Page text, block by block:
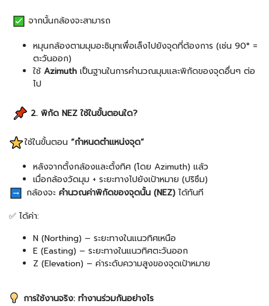
จากนั้นกล้องจะสามารถ
หมุนกล้องตามมุมอะซิมุทเพื่อเล็งไปยังจุดที่ต้องการ (เช่น 90° =
ตะวันออก)
ใช้ Azimuth เป็นฐานในการคำนวณมุมและพิกัดของจุดอื่นๆ ต่อ
ไป
2. พิกัด NEZ ใช้ในขั้นตอนใด?
ใช้ในขั้นตอน “กำหนดตำแหน่งจุด”
หลังจากตั้งกล้องและตั้งทิศ (โดย Azimuth) แล้ว
เมื่อกล้องวัดมุม + ระยะทางไปยังเป้าหมาย (ปริซึม)
กล้องจะ คำนวณค่าพิกัดของจุดนั้น (NEZ) ได้ทันที
✅ ได้ค่า:
N (Northing) – ระยะทางในแนวทิศเหนือ
E (Easting) – ระยะทางในแนวทิศตะวันออก
Z (Elevation) – ค่าระดับความสูงของจุดเป้าหมาย
การใช้งานจริง: ทำงานร่วมกันอย่างไร